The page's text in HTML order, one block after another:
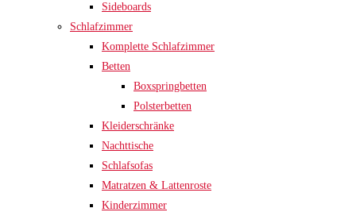
Sideboards
Schlafzimmer
Komplette Schlafzimmer
Betten
Boxspringbetten
Polsterbetten
Kleiderschränke
Nachttische
Schlafsofas
Matratzen & Lattenroste
Kinderzimmer